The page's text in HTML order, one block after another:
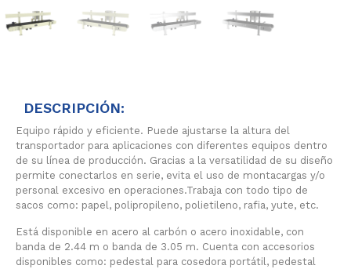
DESCRIPCIÓN:
Equipo rápido y eficiente. Puede ajustarse la altura del
transportador para aplicaciones con diferentes equipos dentro
de su línea de producción. Gracias a la versatilidad de su diseño
permite conectarlos en serie, evita el uso de montacargas y/o
personal excesivo en operaciones.Trabaja con todo tipo de
sacos como: papel, polipropileno, polietileno, rafia, yute, etc.
Está disponible en acero al carbón o acero inoxidable, con
banda de 2.44 m o banda de 3.05 m. Cuenta con accesorios
disponibles como: pedestal para cosedora portátil, pedestal